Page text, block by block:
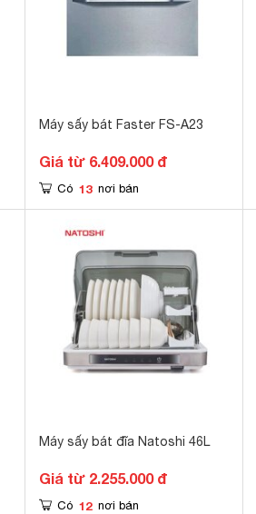
Máy sấy bát Faster FS-A23
Giá từ 6.409.000 đ
Có 13 nơi bán
Máy sấy bát đĩa Natoshi 46L
Giá từ 2.255.000 đ
Có 12 nơi bán